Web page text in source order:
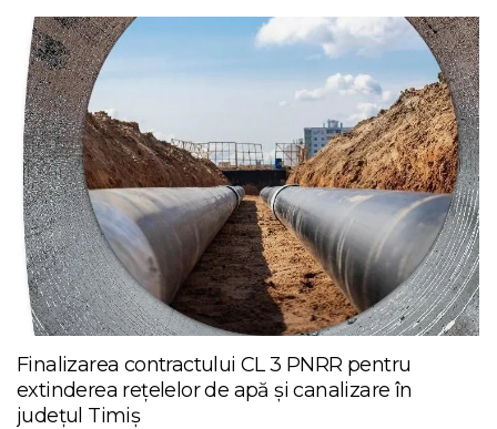
Finalizarea contractului CL 3 PNRR pentru
extinderea rețelelor de apă și canalizare în
județul Timiș